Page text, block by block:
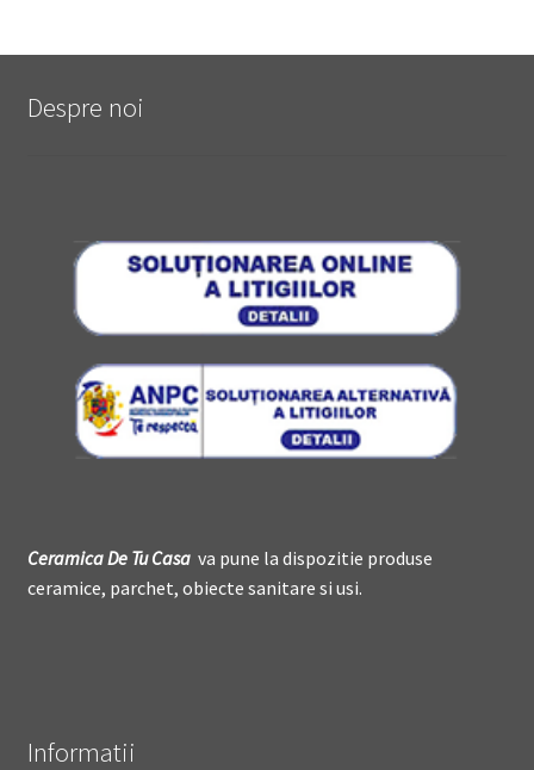
Despre noi
Ceramica DeTu Casava pune la dispozitie produse
ceramice, parchet, obiecte sanitare si usi.
Informatii